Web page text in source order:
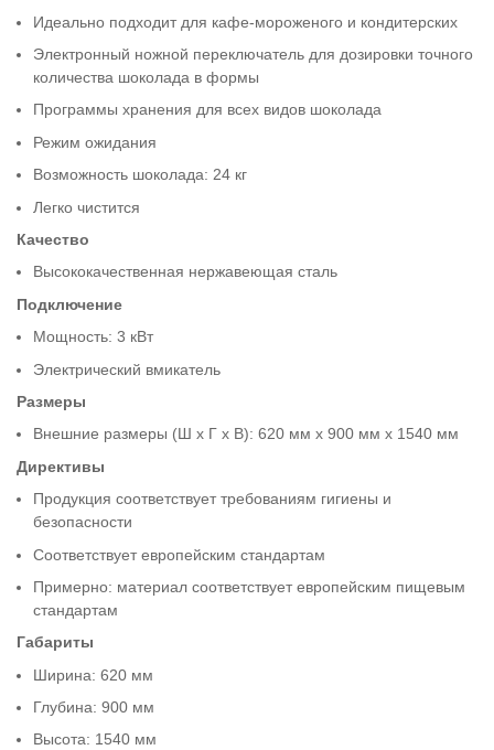
Идеально подходит для кафе-мороженого и кондитерских
Электронный ножной переключатель для дозировки точного
количества шоколада в формы
Программы хранения для всех видов шоколада
Режим ожидания
Возможность шоколада: 24 кг
Легко чистится
Качество
Высококачественная нержавеющая сталь
Подключение
Мощность: 3 кВт
Электрический вмикатель
Размеры
Внешние размеры (Ш x Г x В): 620 мм x 900 мм x 1540 мм
Директивы
Продукция соответствует требованиям гигиены и
безопасности
Соответствует европейским стандартам
Примерно: материал соответствует европейским пищевым
стандартам
Габариты
Ширина: 620 мм
Глубина: 900 мм
Высота: 1540 мм